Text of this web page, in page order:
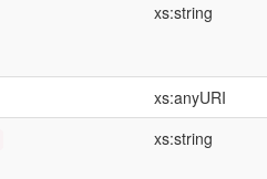
xs:string
xs:anyURI
xs:string